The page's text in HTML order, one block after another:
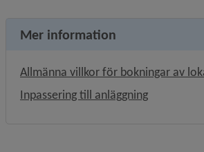
Mer information
Allmänna villkor för bokningar av
Inpassering till anläggning